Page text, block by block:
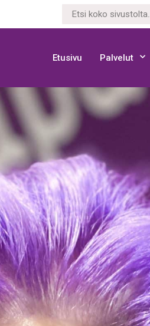
Etusivu Palvelut